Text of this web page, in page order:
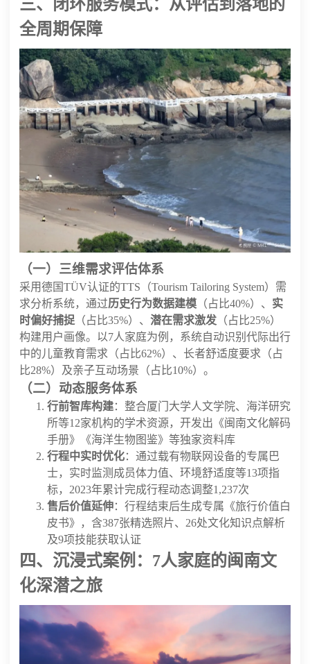
三、闭环服务模式：从评估到落地的
全周期保障
（一）三维需求评估体系
采用德国TÜV认证的TTS（Tourism Tailoring System）需
求分析系统，通过历史行为数据建模 （占比40%）、 实
时偏好捕捉 （占比35%）、 潜在需求激发 （占比25%）
构建用户画像。以7人家庭为例，系统自动识别代际出行
中的儿童教育需求（占比62%）、长者舒适度要求（占
比28%）及亲子互动场景（占比10%）。
（二）动态服务体系
行前智库构建：整合厦门大学人文学院、海洋研究
所等12家机构的学术资源，开发出《闽南文化解码
手册》《海洋生物图鉴》等独家资料库
行程中实时优化：通过载有物联网设备的专属巴
士，实时监测成员体力值、环境舒适度等13项指
标，2023年累计完成行程动态调整1,237次
售后价值延伸：行程结束后生成专属《旅行价值白
皮书》，含387张精选照片、26处文化知识点解析
及9项技能获取认证
四、沉浸式案例：7人家庭的闽南文
化深潜之旅